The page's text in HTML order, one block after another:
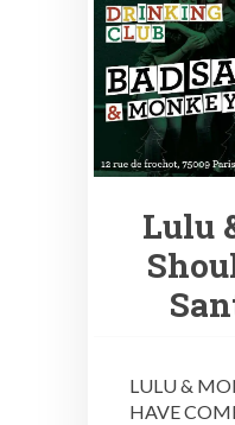
Lulu
LULU &
HAVE